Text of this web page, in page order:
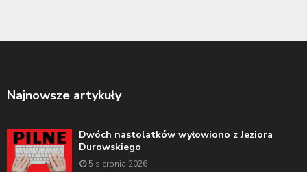
Najnowsze artykuły
Dwóch nastolatków wyłowiono z Jeziora
Durowskiego
5 sierpnia 2026